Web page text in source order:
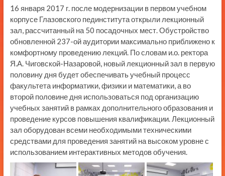
и
16 января 2017 г. после модернизации в первом учебном
корпусе Глазовского пединститута открыли лекционный
зал, рассчитанный на 50 посадочных мест. Обустройство
обновленной 237-ой аудитории максимально приближено к
комфортному проведению лекций. По словам и.о. ректора
Я.А. Чиговской-Назаровой, новый лекционный зал в первую
половину дня будет обеспечивать учебный процесс
факультета информатики, физики и математики, а во
второй половине дня использоваться под организацию
учебных занятий в рамках дополнительного образования и
проведение курсов повышения квалификации. Лекционный
зал оборудован всеми необходимыми техническими
средствами для проведения занятий на высоком уровне с
использованием интерактивных методов обучения.